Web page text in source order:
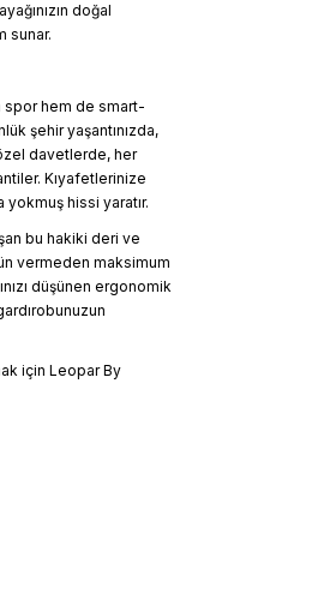
doğal
sunar.
spor hem de smart-
şehir yaşantınızda,
davetlerde, her
Kıyafetlerinize
hissi yaratır.
bu hakiki deri ve
vermeden maksimum
düşünen ergonomik
için Leopar By